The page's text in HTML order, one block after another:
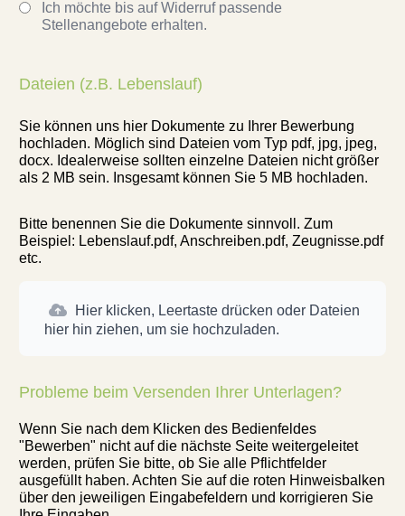
Ich möchte bis auf Widerruf passende
Stellenangebote erhalten.
Dateien (z.B. Lebenslauf)
Sie können uns hier Dokumente zu Ihrer Bewerbung
hochladen. Möglich sind Dateien vom Typ pdf, jpg, jpeg,
docx. Idealerweise sollten einzelne Dateien nicht größer
als 2 MB sein. Insgesamt können Sie 5 MB hochladen.
Bitte benennen Sie die Dokumente sinnvoll. Zum
Beispiel: Lebenslauf.pdf, Anschreiben.pdf, Zeugnisse.pdf
etc.
Hier klicken, Leertaste drücken oder Dateien
hier hin ziehen, um sie hochzuladen.
Probleme beim Versenden Ihrer Unterlagen?
Wenn Sie nach dem Klicken des Bedienfeldes
"Bewerben" nicht auf die nächste Seite weitergeleitet
werden, prüfen Sie bitte, ob Sie alle Pflichtfelder
ausgefüllt haben. Achten Sie auf die roten Hinweisbalken
über den jeweiligen Eingabefeldern und korrigieren Sie